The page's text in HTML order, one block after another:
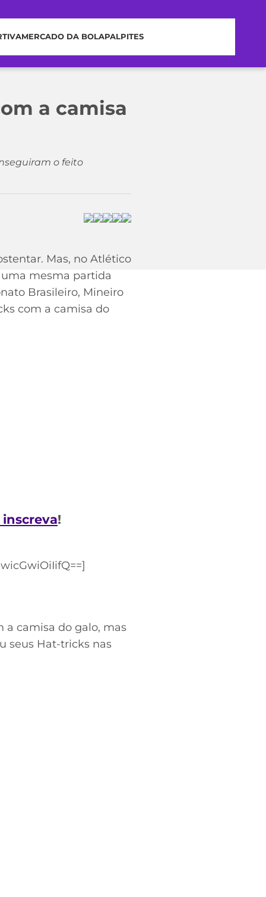
MERCADO DA BOLAPALPITES
a camisa
o feito
Mas, no Atlético
mesma partida
Brasileiro, Mineiro
com a camisa do
inscreva!
a camisa do galo, mas
seus Hat-tricks nas